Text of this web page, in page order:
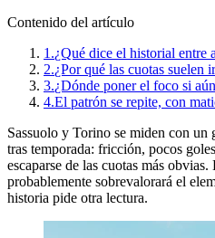
Contenido del artículo
1.¿Qué dice el historial entre
2.¿Por qué las cuotas suelen
3.¿Dónde poner el foco si
4.El patrón se repite, con
Sassuolo y Torino se miden con un
tras temporada: fricción, pocos
escaparse de las cuotas más
probablemente sobrevalorará el
historia pide otra lectura.